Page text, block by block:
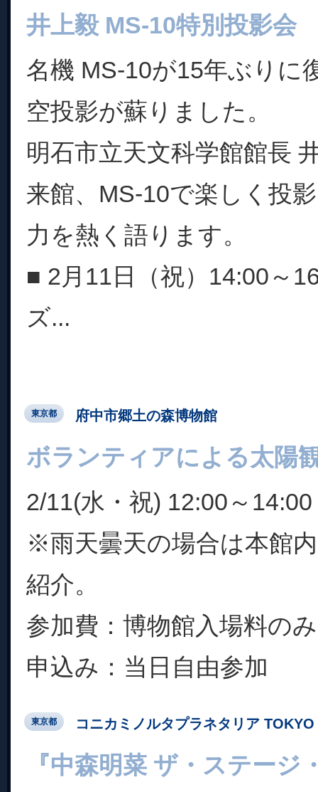
井上毅 MS-10特別投影会
名機 MS-10が15年ぶりに
空投影が蘇りました。
明石市立天文科学館館長
来館、MS-10で楽しく投
力を熱く語ります。
■ 2月11日（祝）14:00～
ズ...
東京都 府中市郷土の森博物館
ボランティアによる太陽
2/11(水・祝) 12:00～14:00
※雨天曇天の場合は本館
紹介。
参加費：博物館入場料のみ
申込み：当日自由参加
東京都 コニカミノルタプラネタリア TOKYO
『中森明菜 ザ・ステージ